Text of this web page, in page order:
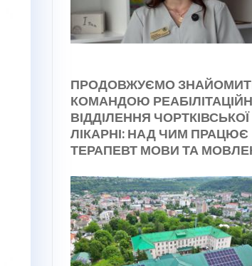
ПРОДОВЖУЄМО
КОМАНДОЮ
ВІДДІЛЕННЯ ЧОРТКІВСЬКОЇ
ЛІКАРНІ: НАД ЧИМ ПРАЦЮЄ
ТЕРАПЕВТ МОВИ ТА